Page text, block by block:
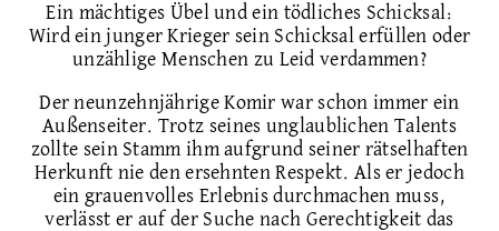
Ein mächtiges Übel und ein tödliches Schicksal:
Wird ein junger Krieger sein Schicksal erfüllen oder
unzählige Menschen zu Leid verdammen?
Der neunzehnjährige Komir war schon immer ein
Außenseiter. Trotz seines unglaublichen Talents
zollte sein Stamm ihm aufgrund seiner rätselhaften
Herkunft nie den ersehnten Respekt. Als er jedoch
ein grauenvolles Erlebnis durchmachen muss,
verlässt er auf der Suche nach Gerechtigkeit das